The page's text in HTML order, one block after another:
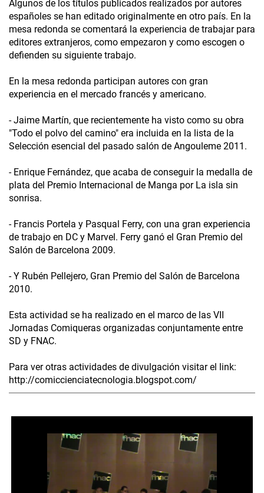
Algunos de los títulos publicados realizados por autores
españoles se han editado originalmente en otro país. En la
mesa redonda se comentará la experiencia de trabajar para
editores extranjeros, como empezaron y como escogen o
defienden su siguiente trabajo.
En la mesa redonda participan autores con gran
experiencia en el mercado francés y americano.
- Jaime Martín, que recientemente ha visto como su obra
"Todo el polvo del camino" era incluida en la lista de la
Selección esencial del pasado salón de Angouleme 2011.
- Enrique Fernández, que acaba de conseguir la medalla de
plata del Premio Internacional de Manga por La isla sin
sonrisa.
- Francis Portela y Pasqual Ferry, con una gran experiencia
de trabajo en DC y Marvel. Ferry ganó el Gran Premio del
Salón de Barcelona 2009.
- Y Rubén Pellejero, Gran Premio del Salón de Barcelona
2010.
Esta actividad se ha realizado en el marco de las VII
Jornadas Comiqueras organizadas conjuntamente entre
SD y FNAC.
Para ver otras actividades de divulgación visitar el link:
http://comiccienciatecnologia.blogspot.com/